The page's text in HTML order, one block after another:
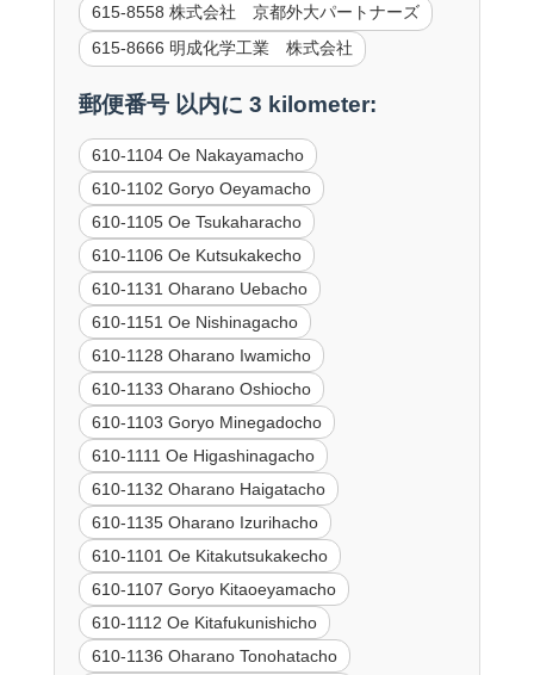
615-8558 株式会社 京都外大パートナーズ
615-8666 明成化学工業 株式会社
郵便番号 以内に 3 kilometer:
610-1104 Oe Nakayamacho
610-1102 Goryo Oeyamacho
610-1105 Oe Tsukaharacho
610-1106 Oe Kutsukakecho
610-1131 Oharano Uebacho
610-1151 Oe Nishinagacho
610-1128 Oharano Iwamicho
610-1133 Oharano Oshiocho
610-1103 Goryo Minegadocho
610-1111 Oe Higashinagacho
610-1132 Oharano Haigatacho
610-1135 Oharano Izurihacho
610-1101 Oe Kitakutsukakecho
610-1107 Goryo Kitaoeyamacho
610-1112 Oe Kitafukunishicho
610-1136 Oharano Tonohatacho